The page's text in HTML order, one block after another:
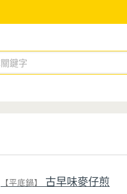
【平底鍋】 古早味麥仔煎